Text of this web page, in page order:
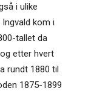
i ulike
kom i
tallet da
etter hvert
rundt 1880 til
1875-1899